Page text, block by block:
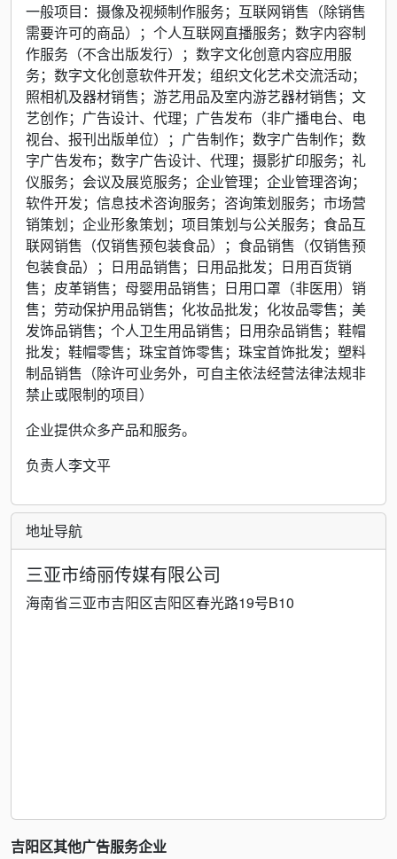
一般项目：摄像及视频制作服务；互联网销售（除销售
需要许可的商品）；个人互联网直播服务；数字内容制
作服务（不含出版发行）；数字文化创意内容应用服
务；数字文化创意软件开发；组织文化艺术交流活动；
照相机及器材销售；游艺用品及室内游艺器材销售；文
艺创作；广告设计、代理；广告发布（非广播电台、电
视台、报刊出版单位）；广告制作；数字广告制作；数
字广告发布；数字广告设计、代理；摄影扩印服务；礼
仪服务；会议及展览服务；企业管理；企业管理咨询；
软件开发；信息技术咨询服务；咨询策划服务；市场营
销策划；企业形象策划；项目策划与公关服务；食品互
联网销售（仅销售预包装食品）；食品销售（仅销售预
包装食品）；日用品销售；日用品批发；日用百货销
售；皮革销售；母婴用品销售；日用口罩（非医用）销
售；劳动保护用品销售；化妆品批发；化妆品零售；美
发饰品销售；个人卫生用品销售；日用杂品销售；鞋帽
批发；鞋帽零售；珠宝首饰零售；珠宝首饰批发；塑料
制品销售（除许可业务外，可自主依法经营法律法规非
禁止或限制的项目）
企业提供众多产品和服务。
负责人李文平
地址导航
三亚市绮丽传媒有限公司
海南省三亚市吉阳区吉阳区春光路19号B10
吉阳区其他广告服务企业